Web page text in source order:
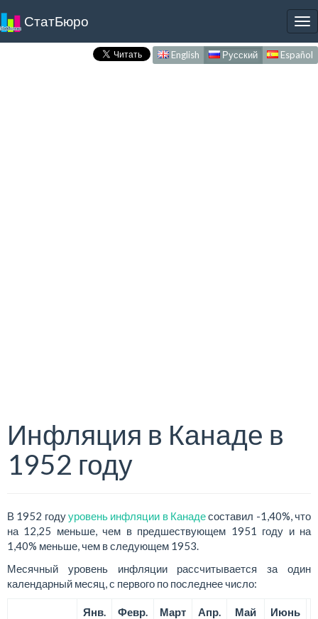
СтатБюро
English Русский Español
Инфляция в Канаде в
1952 году
В 1952 годууровень инфляции в Канадесоставил -1,40%, что
на 12,25 меньше, чем в предшествующем 1951 году и на
1,40% меньше, чем в следующем 1953.
Месячный уровень инфляции рассчитывается за один
календарный месяц, с первого по последнее число:
Янв. Февр. Март Апр. Май Июнь